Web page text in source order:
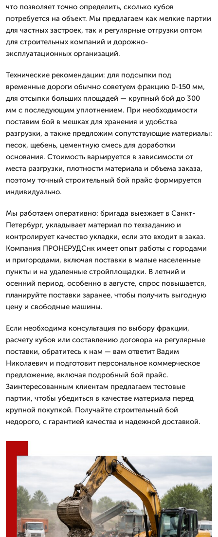
что позволяет точно определить, сколько кубов
потребуется на объект. Мы предлагаем как мелкие партии
для частных застроек, так и регулярные отгрузки оптом
для строительных компаний и дорожно-
эксплуатационных организаций.
Технические рекомендации: для подсыпки под
временные дороги обычно советуем фракцию 0-150 мм,
для отсыпки больших площадей — крупный бой до 300
мм с последующим уплотнением. При необходимости
поставим бой в мешках для хранения и удобства
разгрузки, а также предложим сопутствующие материалы:
песок, щебень, цементную смесь для доработки
основания. Стоимость варьируется в зависимости от
места разгрузки, плотности материала и объема заказа,
поэтому точный строительный бой прайс формируется
индивидуально.
Мы работаем оперативно: бригада выезжает в Санкт-
Петербург, укладывает материал по техзаданию и
контролирует качество укладки, если это входит в заказ.
Компания ПРОНЕРУДСнк имеет опыт работы с городами
и пригородами, включая поставки в малые населенные
пункты и на удаленные стройплощадки. В летний и
осенний период, особенно в августе, спрос повышается,
планируйте поставки заранее, чтобы получить выгодную
цену и свободные машины.
Если необходима консультация по выбору фракции,
расчету кубов или составлению договора на регулярные
поставки, обратитесь к нам — вам ответит Вадим
Николаевич и подготовит персональное коммерческое
предложение, включая подробный бой прайс.
Заинтересованным клиентам предлагаем тестовые
партии, чтобы убедиться в качестве материала перед
крупной покупкой. Получайте строительный бой
недорого, с гарантией качества и надежной доставкой.